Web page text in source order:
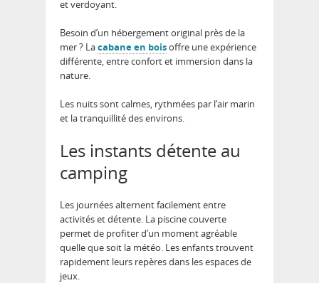
et verdoyant.
Besoin d’un hébergement original près de la
mer ? Lacabane en boisoffre une expérience
différente, entre confort et immersion dans la
nature.
Les nuits sont calmes, rythmées par l’air marin
et la tranquillité des environs.
Les instants détente au
camping
Les journées alternent facilement entre
activités et détente. La piscine couverte
permet de profiter d’un moment agréable
quelle que soit la météo. Les enfants trouvent
rapidement leurs repères dans les espaces de
jeux.